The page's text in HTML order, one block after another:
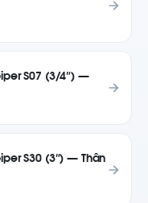
S07 (3/4″) —
S30 (3″) — Thân